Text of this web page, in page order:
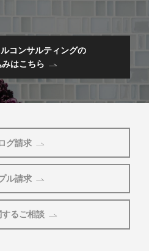
コンサルティングの
はこちら
グ請求
ル請求
るご相談